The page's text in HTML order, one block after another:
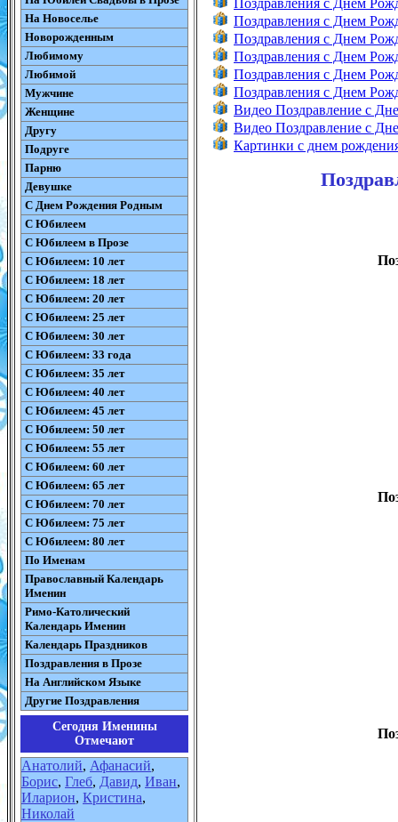
На Новоселье
Новорожденным
Любимому
Любимой
Мужчине
Женщине
Другу
Подруге
Парню
Девушке
С Днем Рождения Родным
С Юбилеем
С Юбилеем в Прозе
С Юбилеем: 10 лет
С Юбилеем: 18 лет
С Юбилеем: 20 лет
С Юбилеем: 25 лет
С Юбилеем: 30 лет
С Юбилеем: 33 года
С Юбилеем: 35 лет
С Юбилеем: 40 лет
С Юбилеем: 45 лет
С Юбилеем: 50 лет
С Юбилеем: 55 лет
С Юбилеем: 60 лет
С Юбилеем: 65 лет
С Юбилеем: 70 лет
С Юбилеем: 75 лет
С Юбилеем: 80 лет
По Именам
Православный Календарь
Именин
Римо-Католический
Календарь Именин
Календарь Праздников
Поздравления в Прозе
На Английском Языке
Другие Поздравления
Сегодня Именины
Отмечают
Анатолий, Афанасий,
Борис, Глеб, Давид, Иван,
Иларион, Кристина,
Николай
Поздравления с Днем
Поздравления с Днем
Поздравления с Днем
Поздравления с Днем
Поздравления с Днем
Поздравления с Днем
Видео Поздравление с
Видео Поздравление с
Картинки с днем